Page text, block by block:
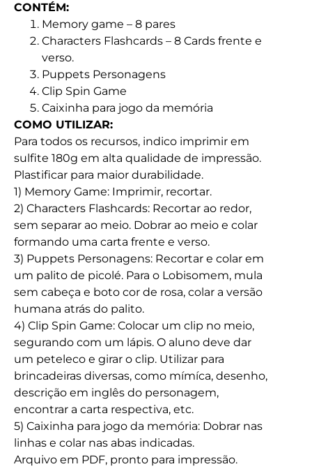
CONTÉM:
Memory game – 8 pares
Characters Flashcards – 8 Cards frente e
verso.
Puppets Personagens
Clip Spin Game
Caixinha para jogo da memória
COMO UTILIZAR:
Para todos os recursos, indico imprimir em
sulfite 180g em alta qualidade de impressão.
Plastificar para maior durabilidade.
1) Memory Game: Imprimir, recortar.
2) Characters Flashcards: Recortar ao redor,
sem separar ao meio. Dobrar ao meio e colar
formando uma carta frente e verso.
3) Puppets Personagens: Recortar e colar em
um palito de picolé. Para o Lobisomem, mula
sem cabeça e boto cor de rosa, colar a versão
humana atrás do palito.
4) Clip Spin Game: Colocar um clip no meio,
segurando com um lápis. O aluno deve dar
um peteleco e girar o clip. Utilizar para
brincadeiras diversas, como mímíca, desenho,
descrição em inglês do personagem,
encontrar a carta respectiva, etc.
5) Caixinha para jogo da memória: Dobrar nas
linhas e colar nas abas indicadas.
Arquivo em PDF, pronto para impressão.